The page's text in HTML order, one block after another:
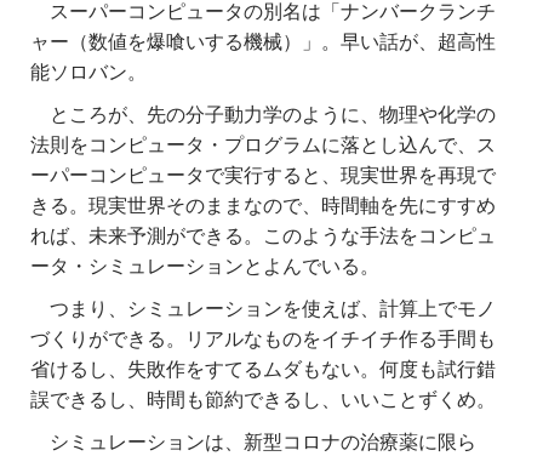
スーパーコンピュータの別名は「ナンバークランチ
ャー（数値を爆喰いする機械）」。早い話が、超高性
能ソロバン。
ところが、先の分子動力学のように、物理や化学の
法則をコンピュータ・プログラムに落とし込んで、ス
ーパーコンピュータで実行すると、現実世界を再現で
きる。現実世界そのままなので、時間軸を先にすすめ
れば、未来予測ができる。このような手法をコンピュ
ータ・シミュレーションとよんでいる。
つまり、シミュレーションを使えば、計算上でモノ
づくりができる。リアルなものをイチイチ作る手間も
省けるし、失敗作をすてるムダもない。何度も試行錯
誤できるし、時間も節約できるし、いいことずくめ。
シミュレーションは、 新型コロナの治療薬に限ら